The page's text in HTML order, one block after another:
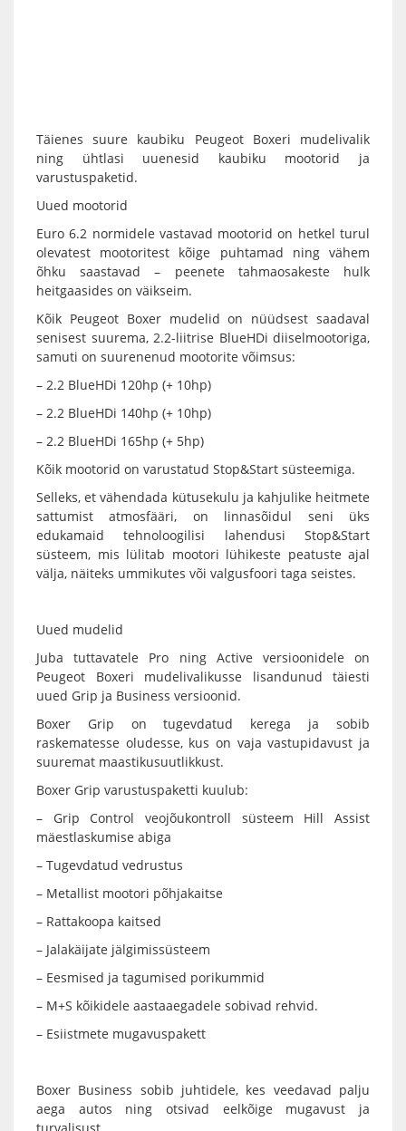
Täienes suure kaubiku Peugeot Boxeri mudelivalik
ning ühtlasi uuenesid kaubiku mootorid ja
varustuspaketid.
Uued mootorid
Euro 6.2 normidele vastavad mootorid on hetkel turul
olevatest mootoritest kõige puhtamad ning vähem
õhku saastavad – peenete tahmaosakeste hulk
heitgaasides on väikseim.
Kõik Peugeot Boxer mudelid on nüüdsest saadaval
senisest suurema, 2.2-liitrise BlueHDi diiselmootoriga,
samuti on suurenenud mootorite võimsus:
– 2.2 BlueHDi 120hp (+ 10hp)
– 2.2 BlueHDi 140hp (+ 10hp)
– 2.2 BlueHDi 165hp (+ 5hp)
Kõik mootorid on varustatud Stop&Start süsteemiga.
Selleks, et vähendada kütusekulu ja kahjulike heitmete
sattumist atmosfääri, on linnasõidul seni üks
edukamaid tehnoloogilisi lahendusi Stop&Start
süsteem, mis lülitab mootori lühikeste peatuste ajal
välja, näiteks ummikutes või valgusfoori taga seistes.
Uued mudelid
Juba tuttavatele Pro ning Active versioonidele on
Peugeot Boxeri mudelivalikusse lisandunud täiesti
uued Grip ja Business versioonid.
Boxer Grip on tugevdatud kerega ja sobib
raskematesse oludesse, kus on vaja vastupidavust ja
suuremat maastikusuutlikkust.
Boxer Grip varustuspaketti kuulub:
– Grip Control veojõukontroll süsteem Hill Assist
mäestlaskumise abiga
– Tugevdatud vedrustus
– Metallist mootori põhjakaitse
– Rattakoopa kaitsed
– Jalakäijate jälgimissüsteem
– Eesmised ja tagumised porikummid
– M+S kõikidele aastaaegadele sobivad rehvid.
– Esiistmete mugavuspakett
Boxer Business sobib juhtidele, kes veedavad palju
aega autos ning otsivad eelkõige mugavust ja
turvalisust.